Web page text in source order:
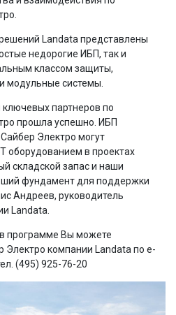
Landata представлены
недорогие ИБП, так и
классом защиты,
модульные системы.
партнеров по
прошла успешно. ИБП
Электро могут
оборудованием в проектах
складской запас и наши
фундамент для поддержки
Андреев, руководитель
Landata.
программе Вы можете
Электро компании Landata по e-
(495) 925-76-20